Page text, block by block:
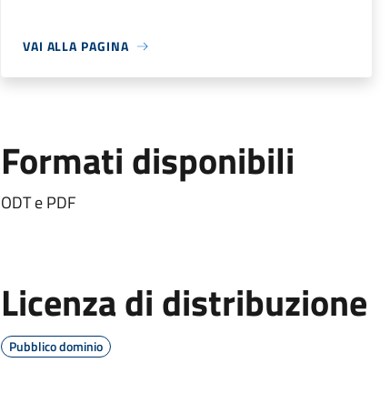
VAI ALLA PAGINA
Formati disponibili
ODT e PDF
Licenza di distribuzione
Pubblico dominio